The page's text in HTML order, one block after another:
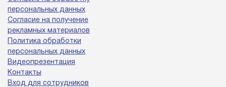
персональных данных
Согласие на получение
рекламных материалов
Политика обработки
персональных данных
Видеопрезентация
Контакты
Вход для сотрудников